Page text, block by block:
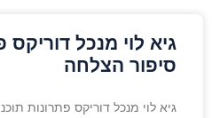
גיא לוי מנכל דוריקס
סיפור הצלחה
גיא לוי מנכל דוריקס פתרונות